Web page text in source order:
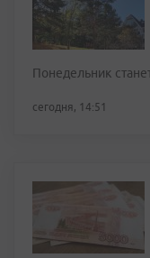
Понедельник
сегодня, 14:51